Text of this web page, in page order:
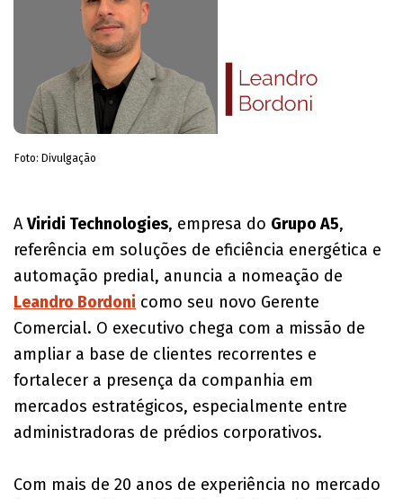
Foto: Divulgação
​AViridi Technologies, empresa do Grupo A5,
referência em soluções de eficiência energética e
automação predial, anuncia a nomeação de
Leandro Bordoni como seu novo Gerente
Comercial. O executivo chega com a missão de
ampliar a base de clientes recorrentes e
fortalecer a presença da companhia em
mercados estratégicos, especialmente entre
administradoras de prédios corporativos.
Com mais de 20 anos de experiência no mercado